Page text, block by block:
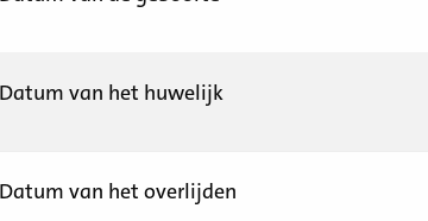
Datum van het huwelijk
Datum van het overlijden